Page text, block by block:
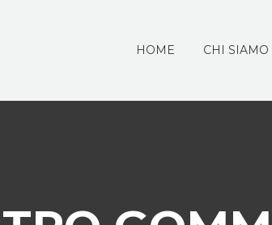
HOME CHI SIAMO